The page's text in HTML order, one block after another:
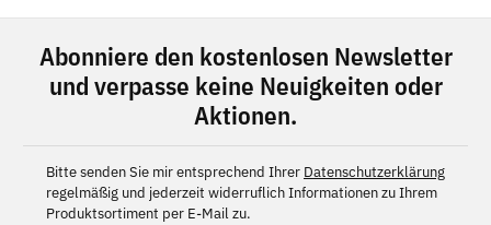
Abonniere den kostenlosen Newsletter
und verpasse keine Neuigkeiten oder
Aktionen.
Bitte senden Sie mir entsprechend Ihrer Datenschutzerklärung
regelmäßig und jederzeit widerruflich Informationen zu Ihrem
Produktsortiment per E-Mail zu.